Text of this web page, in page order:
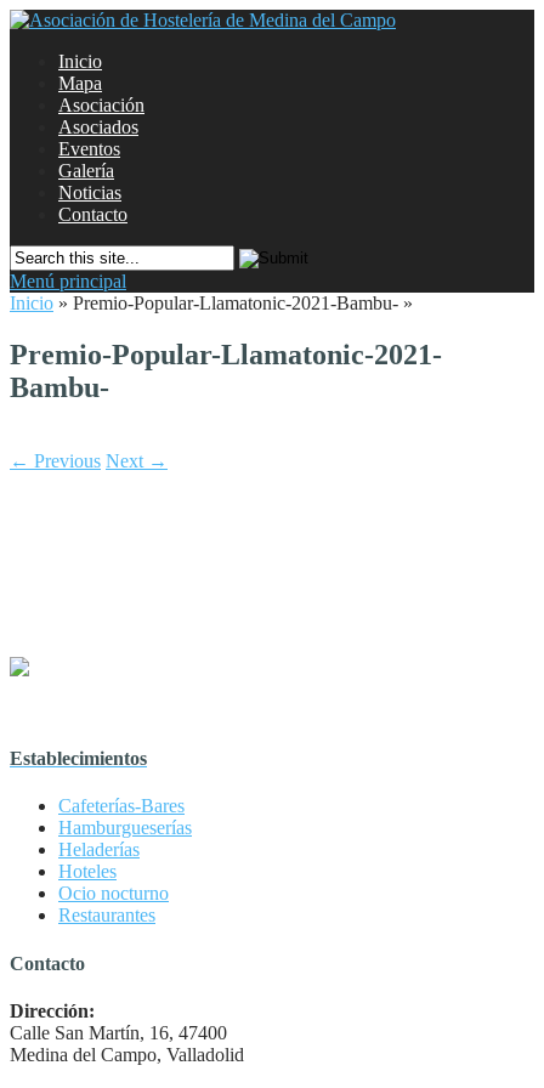
Inicio
Mapa
Asociación
Asociados
Eventos
Galería
Noticias
Contacto
Menú principal
Inicio » Premio-Popular-Llamatonic-2021-Bambu- »
Premio-Popular-Llamatonic-2021-
Bambu-
← Previous Next →
Establecimientos
Cafeterías-Bares
Hamburgueserías
Heladerías
Hoteles
Ocio nocturno
Restaurantes
Contacto
Dirección:
Calle San Martín, 16, 47400
Medina del Campo, Valladolid